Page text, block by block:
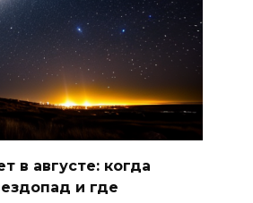
в августе: когда
и где